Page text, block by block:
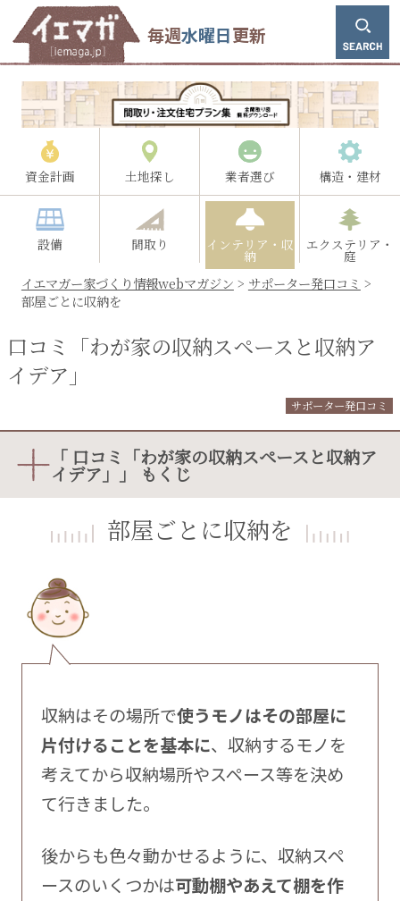
毎週水曜日更新
資金計画 土地探し 業者選び 構造・建材
設備 間取り インテリア・収
納
エクステリア・
庭
イエマガー家づくり情報webマガジン > サポーター発口コミ >
部屋ごとに収納を
口コミ「わが家の収納スペースと収納ア
イデア」
サポーター発口コミ
「 口コミ「わが家の収納スペースと収納ア
イデア」」 もくじ
部屋ごとに収納を
収納はその場所で使うモノはその部屋に
片付けることを基本に、収納するモノを
考えてから収納場所やスペース等を決め
て行きました。
後からも色々動かせるように、収納スペ
ースのいくつかは可動棚やあえて棚を作